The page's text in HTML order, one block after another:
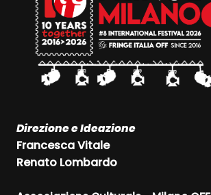
Direzione e Ideazione
Francesca Vitale
Renato Lombardo